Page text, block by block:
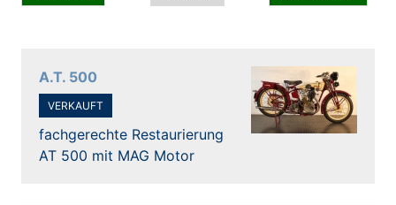
A.T. 500
VERKAUFT
fachgerechte Restaurierung
AT 500 mit MAG Motor